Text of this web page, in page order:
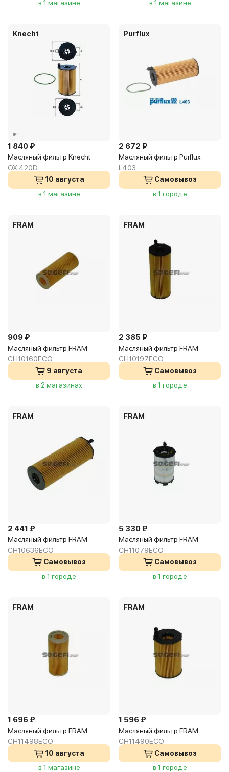
в 1 магазине в 1 магазине
Knecht
1 840 ₽
Масляный фильтр Knecht
OX 420D
10 августа
в 1 магазине
Purflux
2 672 ₽
Масляный фильтр Purflux
L403
Самовывоз
в 1 городе
FRAM
909 ₽
Масляный фильтр FRAM
CH10160ECO
9 августа
в 2 магазинах
FRAM
2 385 ₽
Масляный фильтр FRAM
CH10197ECO
Самовывоз
в 1 городе
FRAM
2 441 ₽
Масляный фильтр FRAM
CH10636ECO
Самовывоз
в 1 городе
FRAM
5 330 ₽
Масляный фильтр FRAM
CH11079ECO
Самовывоз
в 1 городе
FRAM
1 696 ₽
Масляный фильтр FRAM
CH11498ECO
10 августа
в 1 магазине
FRAM
1 596 ₽
Масляный фильтр FRAM
CH11490ECO
Самовывоз
в 1 городе